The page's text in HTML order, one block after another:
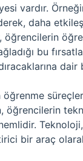
vardır.
daha
öğrencilerin
bu
dair
bir araç olarak